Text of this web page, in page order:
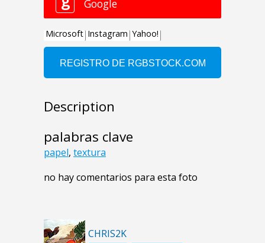
Description
palabras clave
papel, textura
no hay comentarios para esta foto
CHRIS2K